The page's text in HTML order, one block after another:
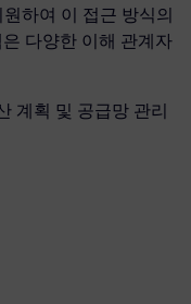
하여 이 접근 방식의
다양한 이해 관계자
계획 및 공급망 관리